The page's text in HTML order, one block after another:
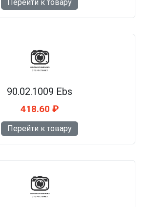
Перейти к товару
90.02.1009 Ebs
418.60 ₽
Перейти к товару